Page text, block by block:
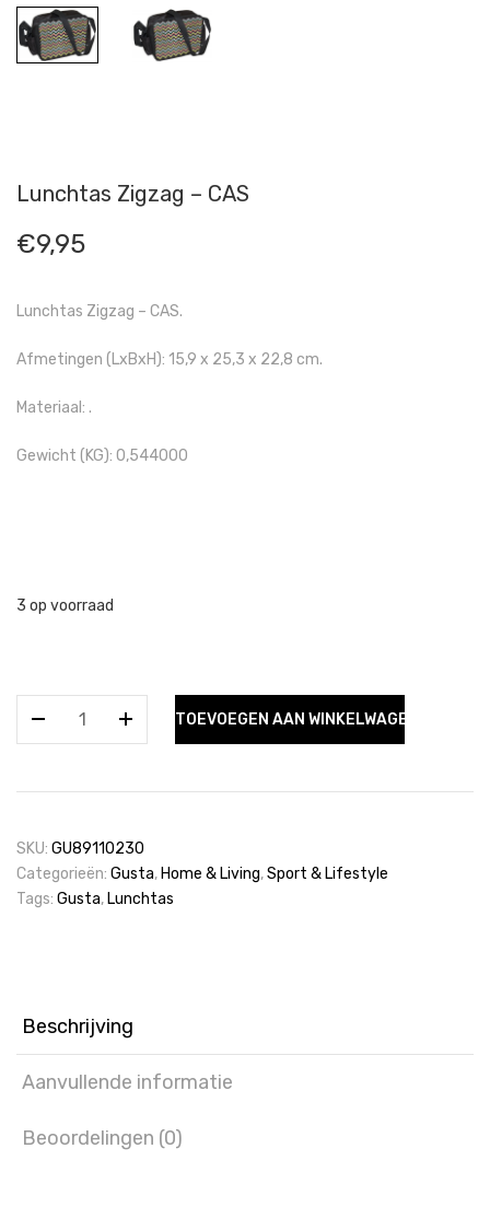
Lunchtas Zigzag – CAS
€9,95
Lunchtas Zigzag – CAS.
Afmetingen (LxBxH): 15,9 x 25,3 x 22,8 cm.
Materiaal: .
Gewicht (KG): 0,544000
3 op voorraad
TOEVOEGEN AAN WINKELWAGEN
SKU: GU89110230
Categorieën: Gusta, Home & Living,Sport & Lifestyle
Tags: Gusta, Lunchtas
Beschrijving
Aanvullende informatie
Beoordelingen (0)